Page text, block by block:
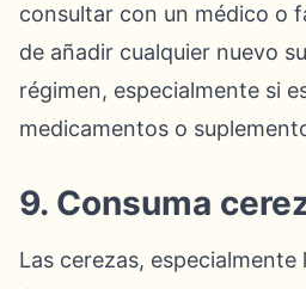
consultar con un médico o
de añadir cualquier nuevo
régimen, especialmente si
medicamentos o
9. Consuma
Las cerezas, especialmente